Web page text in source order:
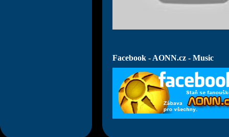
Facebook - AONN.cz - Music